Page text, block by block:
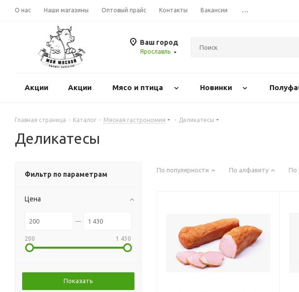
О нас Наши магазины Оптовый прайс Контакты Вакансии ...
Ваш город
Ярославль
Акции Акции Mясо и птица Новинки
Главная страница - Каталог - Мясная гастрономия - Деликатесы
Деликатесы
По популярности По алфавиту По
Фильтр по параметрам
Цена
200 1 430